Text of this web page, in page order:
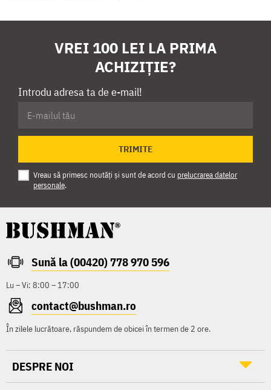
VREI 100 LEI LA PRIMA
ACHIZIȚIE?
Introdu adresa ta de e-mail!
TRIMITE
Vreau să primesc noutăți și sunt de acord cu prelucrarea datelor
personale.
Sună la (00420) 778 970 596
Lu – Vi: 8:00 – 17:00
contact@bushman.ro
În zilele lucrătoare, răspundem de obicei în termen de 2 ore.
DESPRE NOI